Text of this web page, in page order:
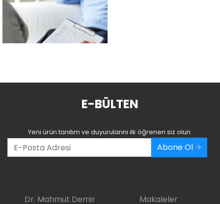
E-BÜLTEN
Yeni ürün tanıtım ve duyurularını ilk öğrenen siz olun.
Abone Ol
Dr. Mahmut Demir
Makaleler